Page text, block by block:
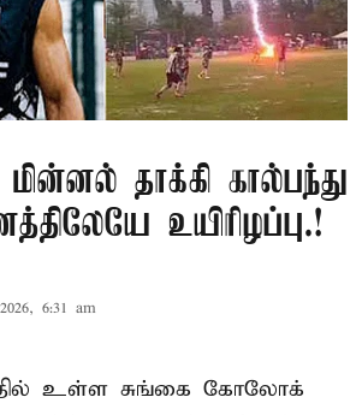
மின்னல் தாக்கி கால்பந்து
உயிரிழப்பு.!
6:31 am
உள்ள சுங்கை கோலோக்